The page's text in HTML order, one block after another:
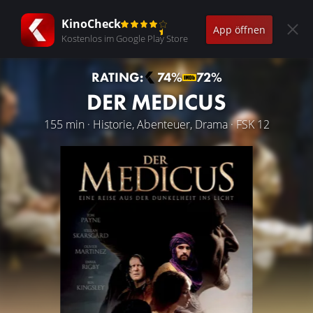
KinoCheck
Kostenlos im Google Play Store
App öffnen
RATING: 74% 72%
DER MEDICUS
155 min · Historie, Abenteuer, Drama · FSK 12